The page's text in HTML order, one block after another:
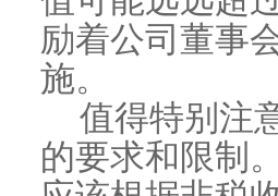
励着公司董事
施。
值得特别注
的要求和限制